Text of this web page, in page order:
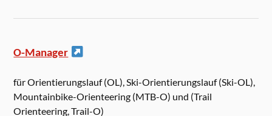
O-Manager
für Orientierungslauf (OL), Ski-Orientierungslauf (Ski-OL),
Mountainbike-Orienteering (MTB-O) und (Trail
Orienteering, Trail-O)